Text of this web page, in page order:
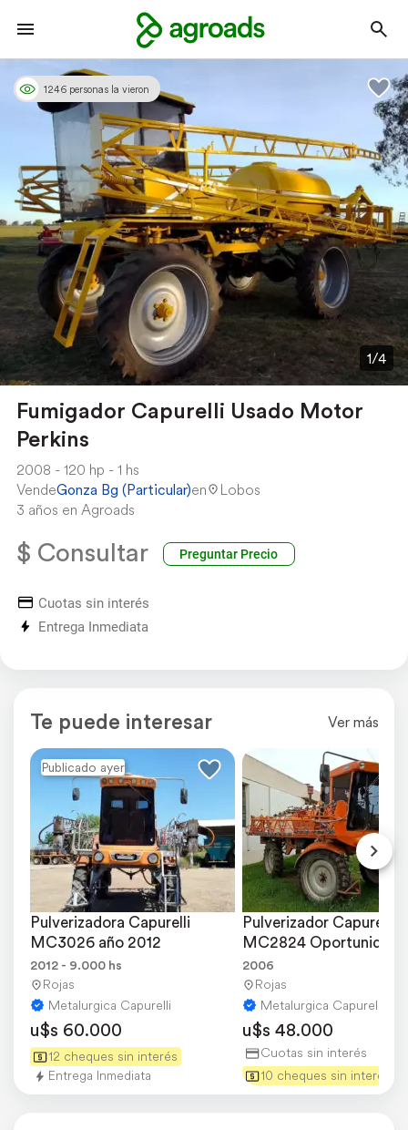
1/4
1246 personas la vieron
Fumigador Capurelli Usado Motor
Perkins
2008 120 hp
1 hs
VendeGonza Bg (Particular)en
Lobos
3 años en Agroads
$ Consultar Preguntar Precio
Cuotas sin interés
Entrega Inmediata
Te puede interesar Ver más
Publicado ayer
Pulverizadora Capurelli
MC3026 año 2012
2012 - 9.000 hs
Rojas
Metalurgica Capurelli
u$s 60.000
12 cheques sin interés
Entrega Inmediata
Pulverizador Capurelli
MC2824 Oportunidad
2006
Rojas
Metalurgica Capurelli
u$s 48.000
Cuotas sin interés
10 cheques sin interés